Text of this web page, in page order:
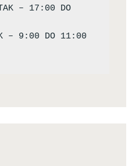
– 17:00 DO
– 9:00 DO 11:00